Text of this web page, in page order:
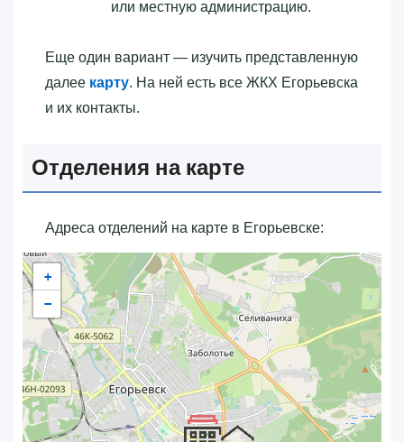
или местную администрацию.
Еще один вариант — изучить представленную
далее карту. На ней есть все ЖКХ Егорьевска
и их контакты.
Отделения на карте
Адреса отделений на карте в Егорьевске:
+
−